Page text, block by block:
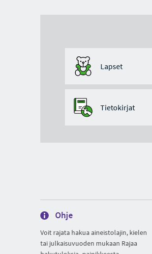
Lapset
Tietokirjat
Ohje
Voit rajata hakua aineistolajin, kielen
tai julkaisuvuoden mukaan Rajaa